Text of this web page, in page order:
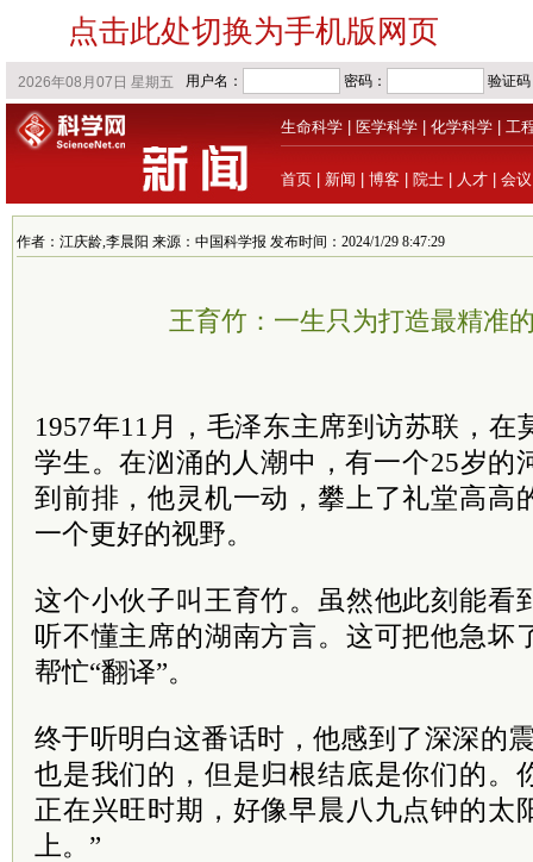
点击此处切换为手机版网页
生命科学 医学科学 化学科学 工
首页 新闻 博客 院士 人才 会议
作者：江庆龄,李晨阳 来源：中国科学报 发布时间：2024/1/29 8:47:29
王育竹：一生只为打造最精准
1957年11月，毛泽东主席到访苏联，在
学生。在汹涌的人潮中，有一个25岁的
到前排，他灵机一动，攀上了礼堂高高
一个更好的视野。
这个小伙子叫王育竹。虽然他此刻能看
听不懂主席的湖南方言。这可把他急坏
帮忙“翻译”。
终于听明白这番话时，他感到了深深的
也是我们的，但是归根结底是你们的。
正在兴旺时期，好像早晨八九点钟的太
上。”